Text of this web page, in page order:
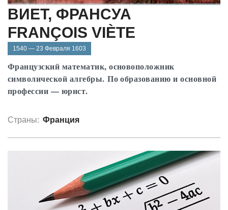
ВИЕТ, ФРАНСУА
FRANÇOIS VIÈTE
1540 — 23 Февраля 1603
Французский математик, основоположник
символической алгебры. По образованию и основной
профессии — юрист.
Страны: Франция